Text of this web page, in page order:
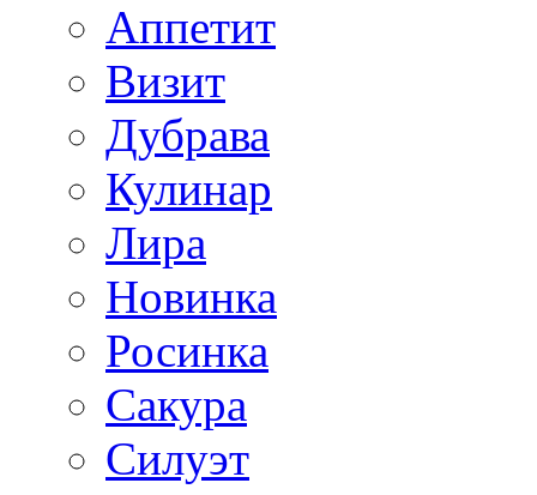
Аппетит
Визит
Дубрава
Кулинар
Лира
Новинка
Росинка
Сакура
Силуэт